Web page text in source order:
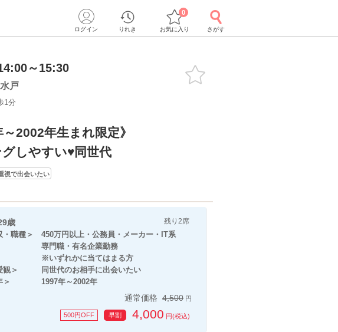
ログイン りれき お気に入り
0
さがす
～15:30
戸
1分
～2002年生まれ限定》
しやすい♥同世代
視で出会いたい
残り2席
歳
・職種＞ 450万円以上・公務員・メーカー・IT系
職・有名企業勤務
ずれかに当てはまる方
観＞ 同世代のお相手に出会いたい
＞ 1997年～2002年
通常価格 4,500 円
500円OFF 早割 4,000 円(税込)